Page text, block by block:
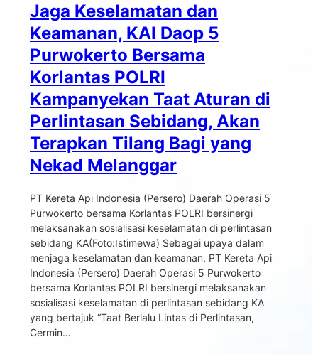
Jaga Keselamatan dan
Keamanan, KAI Daop 5
Purwokerto Bersama
Korlantas POLRI
Kampanyekan Taat Aturan di
Perlintasan Sebidang, Akan
Terapkan Tilang Bagi yang
Nekad Melanggar
PT Kereta Api Indonesia (Persero) Daerah Operasi 5
Purwokerto bersama Korlantas POLRI bersinergi
melaksanakan sosialisasi keselamatan di perlintasan
sebidang KA(Foto:Istimewa) Sebagai upaya dalam
menjaga keselamatan dan keamanan, PT Kereta Api
Indonesia (Persero) Daerah Operasi 5 Purwokerto
bersama Korlantas POLRI bersinergi melaksanakan
sosialisasi keselamatan di perlintasan sebidang KA
yang bertajuk “Taat Berlalu Lintas di Perlintasan,
Cermin…